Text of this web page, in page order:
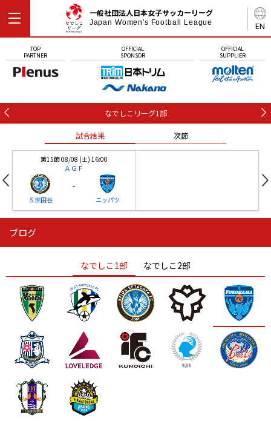
EN
一般社団法人日本女子サッカーリーグ
Japan Women's Football League
TOP
PARTNER
OFFICIAL
SPONSOR
OFFICIAL
SUPPLIER
なでしこリーグ1部
試合結果 次節
第15節 08/08 (土) 16:00
ＡＧＦ
Ｓ世田谷
-
ニッパツ
ニッパツ
ニッパツ 名古屋
石人の星
静岡 愛媛Ｌ
ブログ
なでしこ1部 なでしこ2部